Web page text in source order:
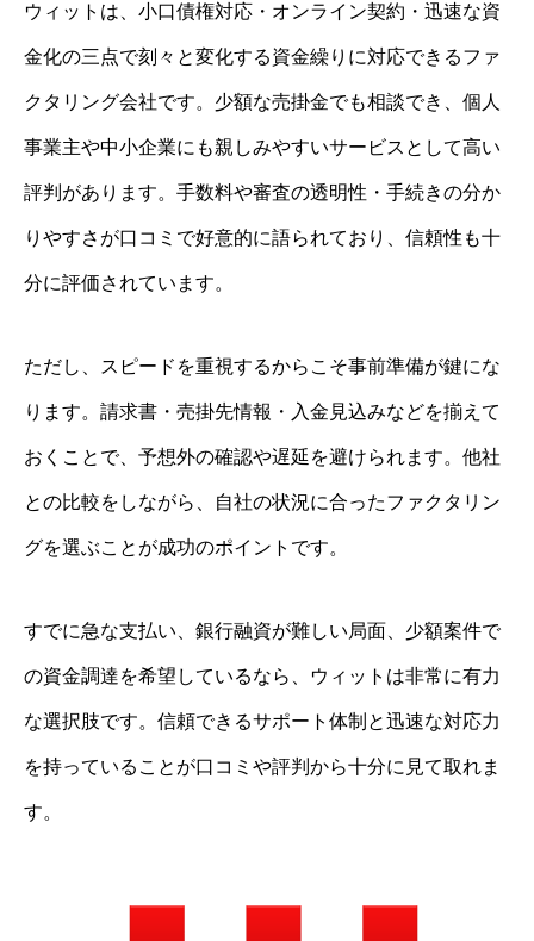
ウィットは、小口債権対応・オンライン契約・迅速な資
金化の三点で刻々と変化する資金繰りに対応できるファ
クタリング会社です。少額な売掛金でも相談でき、個人
事業主や中小企業にも親しみやすいサービスとして高い
評判があります。手数料や審査の透明性・手続きの分か
りやすさが口コミで好意的に語られており、信頼性も十
分に評価されています。
ただし、スピードを重視するからこそ事前準備が鍵にな
ります。請求書・売掛先情報・入金見込みなどを揃えて
おくことで、予想外の確認や遅延を避けられます。他社
との比較をしながら、自社の状況に合ったファクタリン
グを選ぶことが成功のポイントです。
すでに急な支払い、銀行融資が難しい局面、少額案件で
の資金調達を希望しているなら、ウィットは非常に有力
な選択肢です。信頼できるサポート体制と迅速な対応力
を持っていることが口コミや評判から十分に見て取れま
す。